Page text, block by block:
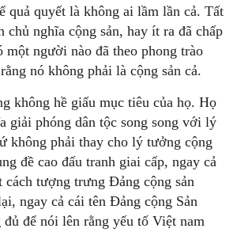
quả quyết là không ai lầm lần cả. Tất
chủ nghĩa cộng sản, hay ít ra đã chấp
một người nào đã theo phong trào
nó không phải là cộng sản cả.
không hề giấu mục tiêu của họ. Họ
giải phóng dân tộc song song với lý
không phải thay cho lý tưởng cộng
đề cao đấu tranh giai cấp, ngay cả
tượng trưng Đảng cộng sản
ngay cả cái tên Đảng cộng Sản
để nói lên rằng yếu tố Việt nam